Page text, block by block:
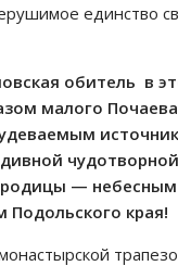
единство
обитель в
малого
— небесным
Подольского края!